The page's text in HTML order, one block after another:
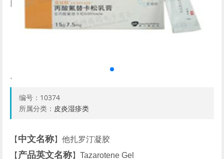
编号： 10374
所属分类： 皮炎湿疹类
【 中文名称】他扎罗汀凝胶
【 产品英文名称】Tazarotene Gel